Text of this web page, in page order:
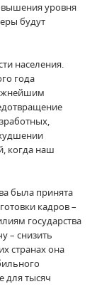
уровня
будут
населения.
года
когда наш
была принята
кадров –
государства
– снизить
странах она
для тысяч